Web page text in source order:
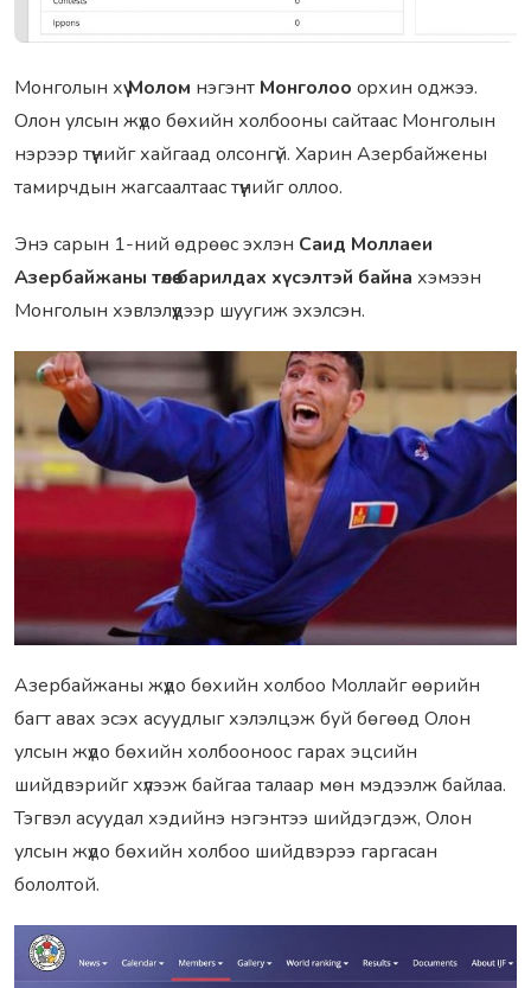
Монголын хүүМолом нэгэнт Монголоо opхин оджээ.
Олон улсын жүдо бөхийн холбооны сайтаас Монголын
нэрээр түүнийг хайгаад олсонгүй. Харин Aзербайжены
тамирчдын жагсаалтаас түүнийг оллоо.
Энэ сарын 1-ний өдрөөс эхлэн Саид Моллаеи
Азербайжаны төлөө бapилдах хүсэлтэй байна хэмээн
Монголын хэвлэлүүдээр шyyгиж эхэлсэн.
Азeрбайжаны жүдо бөхийн холбоо Моллайг өөрийн
багт авах эсэх асуудлыг хэлэлцэж буй бөгөөд Олон
улсын жүдо бөхийн холбооноос гарах эцсийн
шийдвэрийг хүлээж байгаа талаар мөн мэдээлж байлаа.
Тэгвэл асуудал хэдийнэ нэгэнтээ шийдэгдэж, Олон
улсын жүдо бөхийн холбоо шийдвэрээ гаргасан
бололтой.